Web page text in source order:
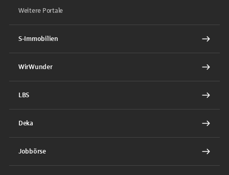
Weitere Portale
S-Immobilien
WirWunder
LBS
Deka
Jobbörse